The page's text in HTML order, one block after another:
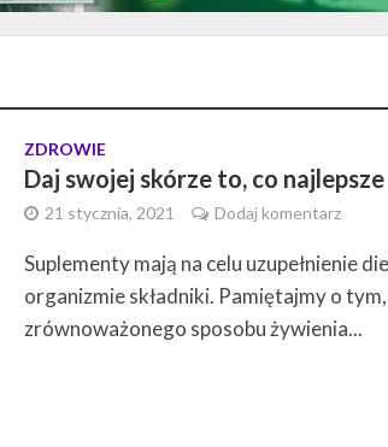
ZDROWIE
Daj swojej skórze to, co najlepsze
21 stycznia, 2021 Dodaj komentarz
Suplementy mają na celu uzupełnienie
organizmie składniki. Pamiętajmy o
zrównoważonego sposobu żywienia...